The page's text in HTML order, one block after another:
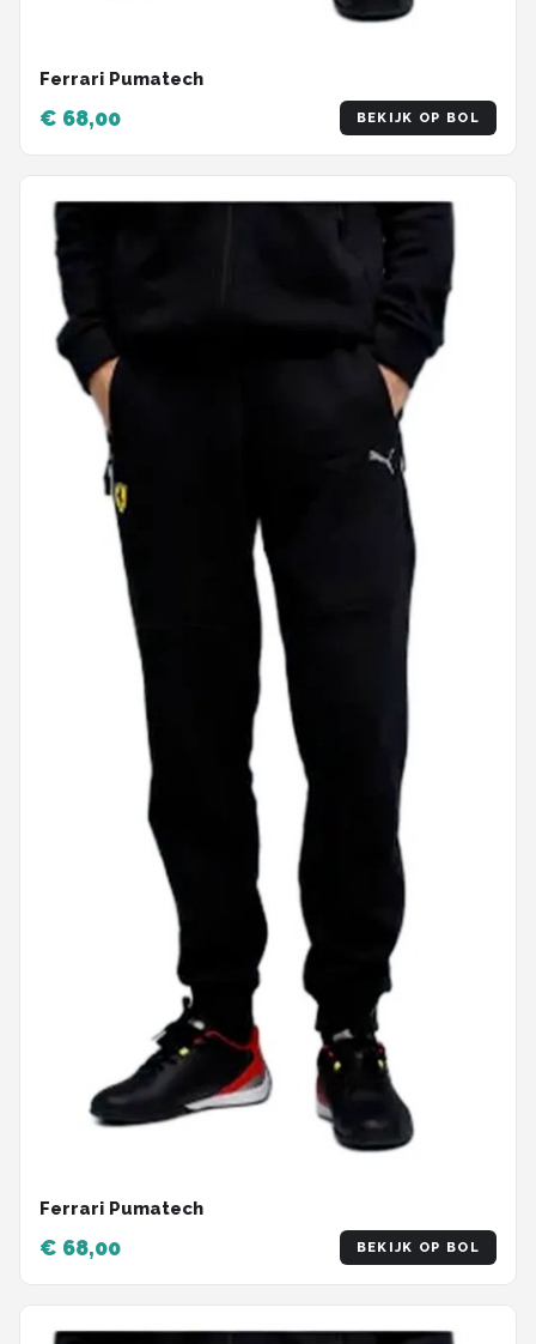
Ferrari Pumatech
€ 68,00 BEKIJK OP BOL
Ferrari Pumatech
€ 68,00 BEKIJK OP BOL